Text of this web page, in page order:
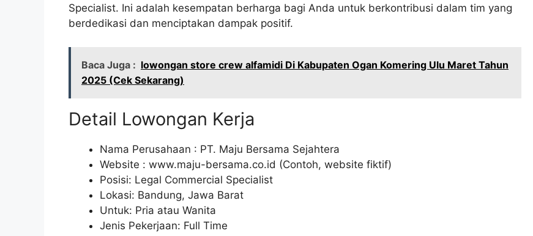
Specialist. Ini adalah kesempatan berharga bagi Anda untuk berkontribusi dalam tim yang
berdedikasi dan menciptakan dampak positif.
Baca Juga : lowongan store crew alfamidi Di Kabupaten Ogan Komering Ulu Maret Tahun
2025 (Cek Sekarang)
Detail Lowongan Kerja
Nama Perusahaan : PT. Maju Bersama Sejahtera
Website : www.maju-bersama.co.id (Contoh, website fiktif)
Posisi: Legal Commercial Specialist
Lokasi: Bandung, Jawa Barat
Untuk: Pria atau Wanita
Jenis Pekerjaan: Full Time